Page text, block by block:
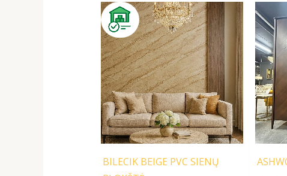
BILECIK BEIGE PVC SIENŲ
Original
price
was:
129,00 €.
Current
price
is:
99,99 €.